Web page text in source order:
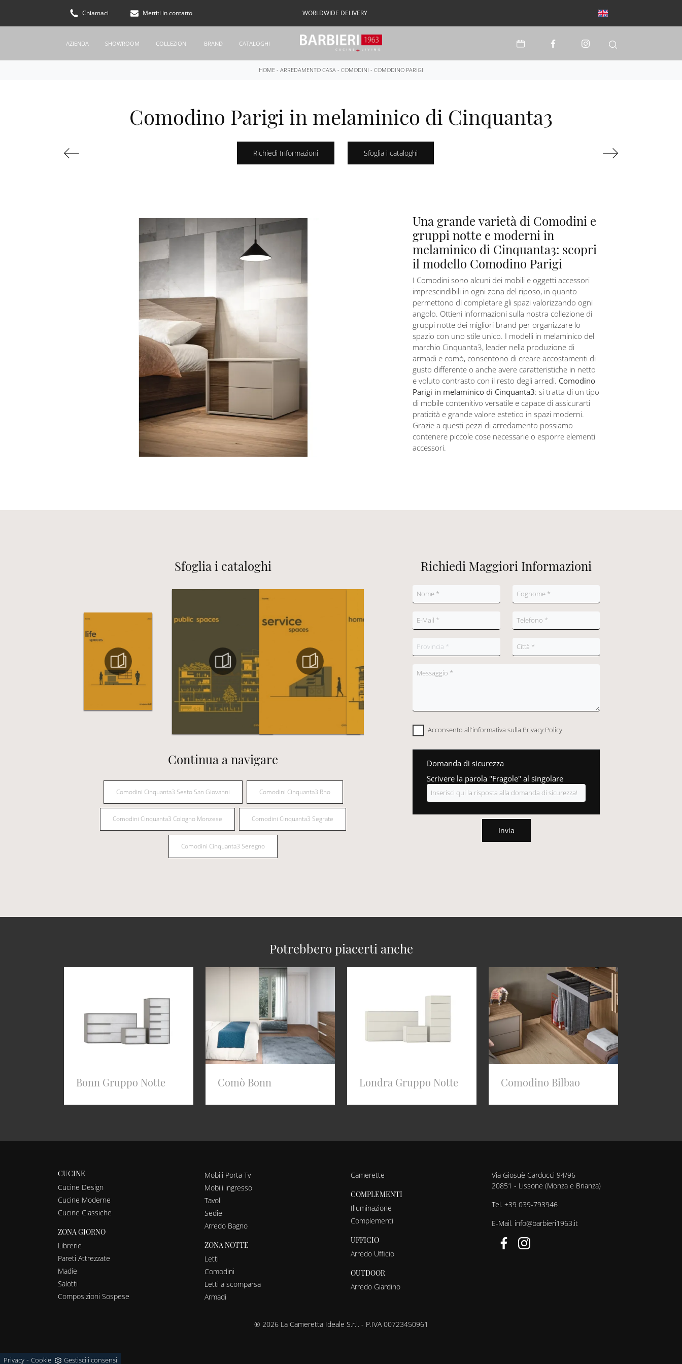
Chiamaci Mettiti in contatto WORLDWIDE DELIVERY
AZIENDA SHOWROOM COLLEZIONI BRAND CATALOGHI
HOME - ARREDAMENTO CASA - COMODINI - COMODINO PARIGI
Comodino Parigi in melaminico di Cinquanta3
Richiedi Informazioni Sfoglia i cataloghi
Una grande varietà di Comodini e
gruppi notte e moderni in
melaminico di Cinquanta3: scopri
il modello Comodino Parigi
I Comodini sono alcuni dei mobili e oggetti accessori
imprescindibili in ogni zona del riposo, in quanto
permettono di completare gli spazi valorizzando ogni
angolo. Ottieni informazioni sulla nostra collezione di
gruppi notte dei migliori brand per organizzare lo
spazio con uno stile unico. I modelli in melaminico del
marchio Cinquanta3, leader nella produzione di
armadi e comò, consentono di creare accostamenti di
gusto differente o anche avere caratteristiche in netto
e voluto contrasto con il resto degli arredi. Comodino
Parigi in melaminico di Cinquanta3: si tratta di un tipo
di mobile contenitivo versatile e capace di assicurarti
praticità e grande valore estetico in spazi moderni.
Grazie a questi pezzi di arredamento possiamo
contenere piccole cose necessarie o esporre elementi
accessori.
Sfoglia i cataloghi
Continua a navigare
Comodini Cinquanta3 Sesto San Giovanni Comodini Cinquanta3 Rho
Comodini Cinquanta3 Cologno Monzese Comodini Cinquanta3 Segrate
Comodini Cinquanta3 Seregno
Richiedi Maggiori Informazioni
Acconsento all'informativa sulla Privacy Policy
Domanda di sicurezza
Scrivere la parola "Fragole" al singolare
Invia
Potrebbero piacerti anche
Bonn Gruppo Notte Comò Bonn Londra Gruppo Notte Comodino Bilbao
CUCINE
Cucine Design
Cucine Moderne
Cucine Classiche
ZONA GIORNO
Librerie
Pareti Attrezzate
Madie
Salotti
Composizioni Sospese
Mobili Porta Tv
Mobili ingresso
Tavoli
Sedie
Arredo Bagno
ZONA NOTTE
Letti
Comodini
Letti a scomparsa
Armadi
Camerette
COMPLEMENTI
Illuminazione
Complementi
UFFICIO
Arredo Ufficio
OUTDOOR
Arredo Giardino
Via Giosuè Carducci 94/96
20851 - Lissone (Monza e Brianza)
Tel. +39 039-793946
E-Mail. info@barbieri1963.it
® 2026 La Cameretta Ideale S.r.l. - P.IVA 00723450961
Privacy - Cookie Gestisci i consensi